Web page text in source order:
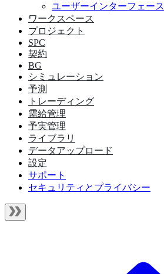
ユーザーインターフェース
ワークスペース
プロジェクト
SPC
契約
BG
シミュレーション
予測
トレーディング
需給管理
予実管理
ライブラリ
データアップロード
設定
サポート
セキュリティとプライバシー